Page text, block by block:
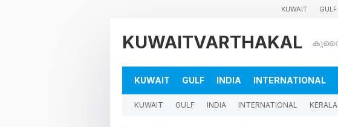
KUWAIT GULF
KUWAITVARTHAKAL
KUWAIT GULF INDIA INTERNATIONAL
KUWAIT GULF INDIA INTERNATIONAL KERALA